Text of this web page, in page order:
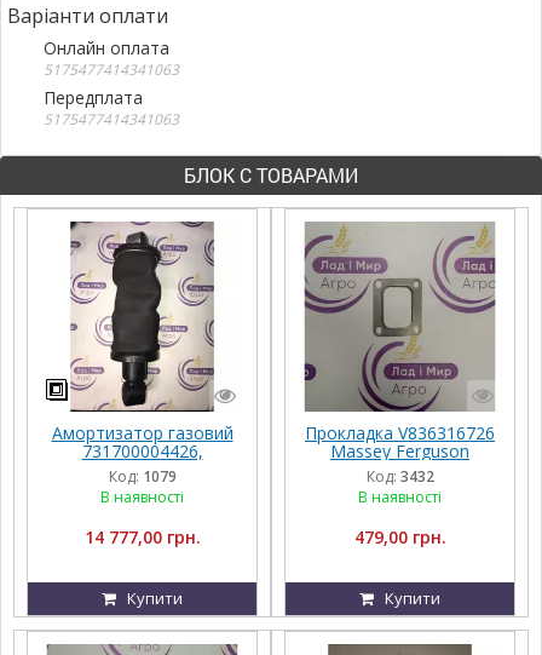
Варіанти оплати
Онлайн оплата
5175477414341063
Передплата
5175477414341063
БЛОК С ТОВАРАМИ
Амортизатор газовий
731700004426,
G931502200120,
G931502200100, Massey
Ferguson
Код: 1079
В наявності
14 777,00 грн.
Купити
Прокладка V836316726
Massey Ferguson
Код: 3432
В наявності
479,00 грн.
Купити